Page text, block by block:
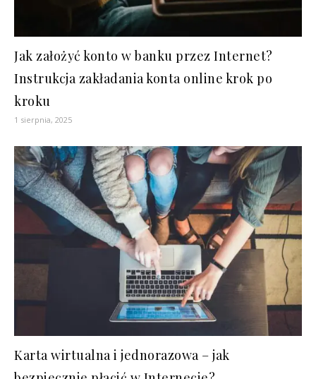
Jak założyć konto w banku przez Internet?
Instrukcja zakładania konta online krok po
kroku
1 sierpnia, 2025
Karta wirtualna i jednorazowa – jak